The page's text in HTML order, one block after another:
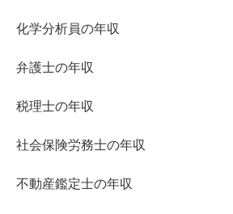
化学分析員の年収
弁護士の年収
税理士の年収
社会保険労務士の年収
不動産鑑定士の年収